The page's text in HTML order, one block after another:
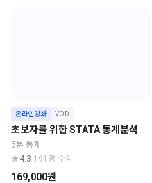
온라인강좌 VOD
초보자를 위한 STATA 통계분석
5분 통계
★4.3·191명 수강
169,000원